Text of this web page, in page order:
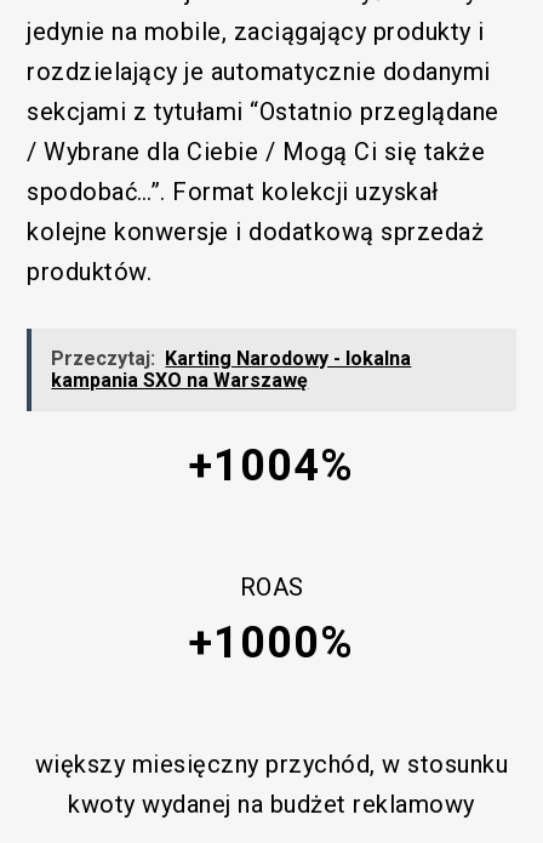
jedynie na mobile, zaciągający produkty i
rozdzielający je automatycznie dodanymi
sekcjami z tytułami “Ostatnio przeglądane
/ Wybrane dla Ciebie / Mogą Ci się także
spodobać…”. Format kolekcji uzyskał
kolejne konwersje i dodatkową sprzedaż
produktów.
Przeczytaj: Karting Narodowy - lokalna
kampania SXO na Warszawę
+1004%
ROAS
+1000%
większy miesięczny przychód, w stosunku
kwoty wydanej na budżet reklamowy